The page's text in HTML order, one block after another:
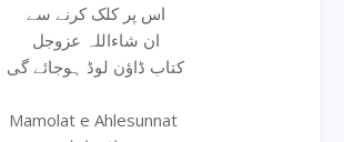
اس پر کلک کرنے سے
ان شاءاللہ عزوجل
کتاب ڈاؤن لوڈ ہوجائے گی
Mamolat e Ahlesunnat